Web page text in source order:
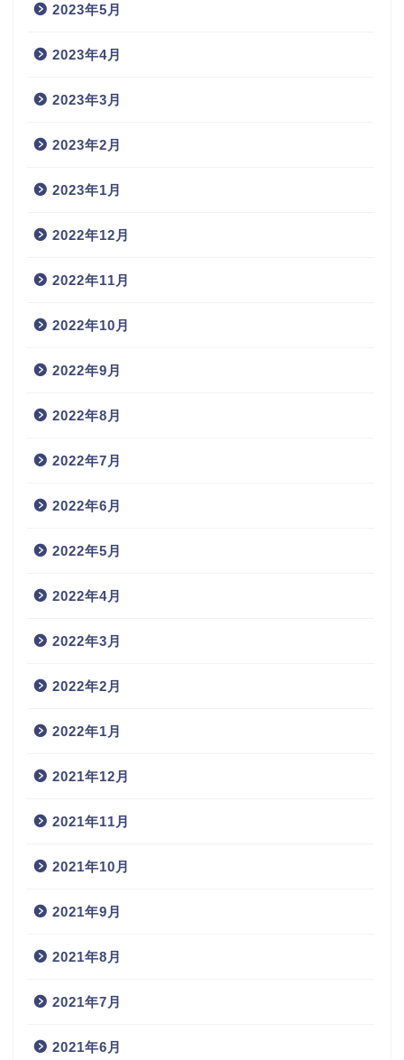
2023年5月
2023年4月
2023年3月
2023年2月
2023年1月
2022年12月
2022年11月
2022年10月
2022年9月
2022年8月
2022年7月
2022年6月
2022年5月
2022年4月
2022年3月
2022年2月
2022年1月
2021年12月
2021年11月
2021年10月
2021年9月
2021年8月
2021年7月
2021年6月